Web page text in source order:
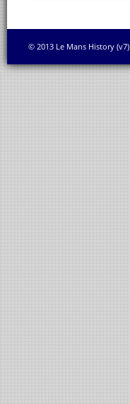
© 2013 Le Mans History (v7)